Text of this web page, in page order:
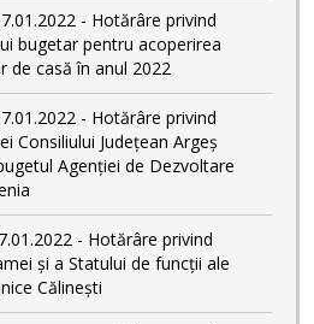
- Hotărâre privind
bugetar pentru acoperirea
de casă în anul 2022
- Hotărâre privind
Consiliului Județean Argeș
Agenției de Dezvoltare
- Hotărâre privind
și a Statului de funcții ale
Călinești